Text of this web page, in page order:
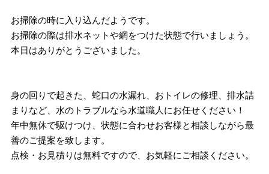
お掃除の時に入り込んだようです。
お掃除の際は排水ネットや網をつけた状態で行いましょう。
本日はありがとうございました。
身の回りで起きた、蛇口の水漏れ、おトイレの修理、排水詰
まりなど、水のトラブルなら水道職人にお任せください！
年中無休で駆けつけ、状態に合わせお客様と相談しながら最
善のご提案を致します。
点検・お見積りは無料ですので、お気軽にご相談ください。